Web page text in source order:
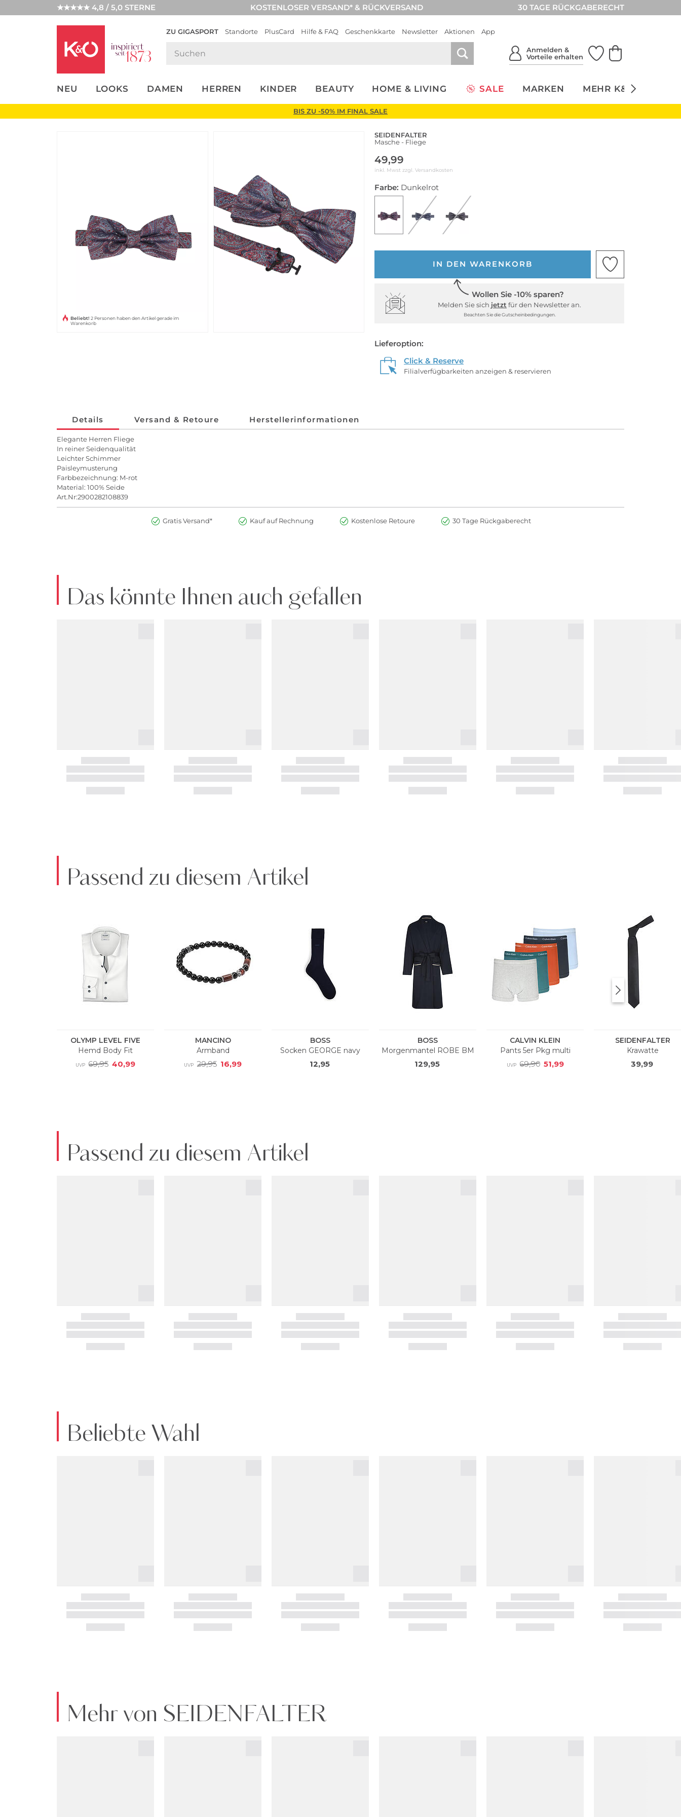
★★★★★ 4,8 / 5,0 STERNE KOSTENLOSER VERSAND* & RÜCKVERSAND 30 TAGE RÜCKGABERECHT
ZU GIGASPORT Standorte PlusCard Hilfe & FAQ Geschenkkarte Newsletter Aktionen App
Anmelden &
Vorteile erhalten
NEU LOOKS DAMEN HERREN KINDER BEAUTY HOME & LIVING SALE MARKEN MEHR K&Ö
UNSERE APP
CLICK &
BIS ZU -50% IM FINAL SALE
Beliebt! 2 Personen haben den Artikel gerade im
Warenkorb
SEIDENFALTER
Masche - Fliege
49,99
inkl. Mwst zzgl. Versandkosten
Farbe: Dunkelrot
IN DEN WARENKORB
Wollen Sie -10% sparen?
Melden Sie sich jetzt für den Newsletter an.
Beachten Sie die Gutscheinbedingungen.
Lieferoption:
Click & Reserve
Filialverfügbarkeiten anzeigen & reservieren
Details Versand & Retoure Herstellerinformationen
Elegante Herren Fliege
In reiner Seidenqualität
Leichter Schimmer
Paisleymusterung
Farbbezeichnung: M-rot
Material: 100% Seide
Art.Nr:2900282108839
Gratis Versand* Kauf auf Rechnung Kostenlose Retoure 30 Tage Rückgaberecht
Das könnte Ihnen auch gefallen
Passend zu diesem Artikel
Passend zu diesem Artikel
Beliebte Wahl
Mehr von SEIDENFALTER